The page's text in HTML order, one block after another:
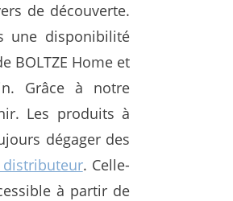
de découverte.
une disponibilité
BOLTZE Home et
Grâce à notre
Les produits à
dégager des
. Celle-
à partir de